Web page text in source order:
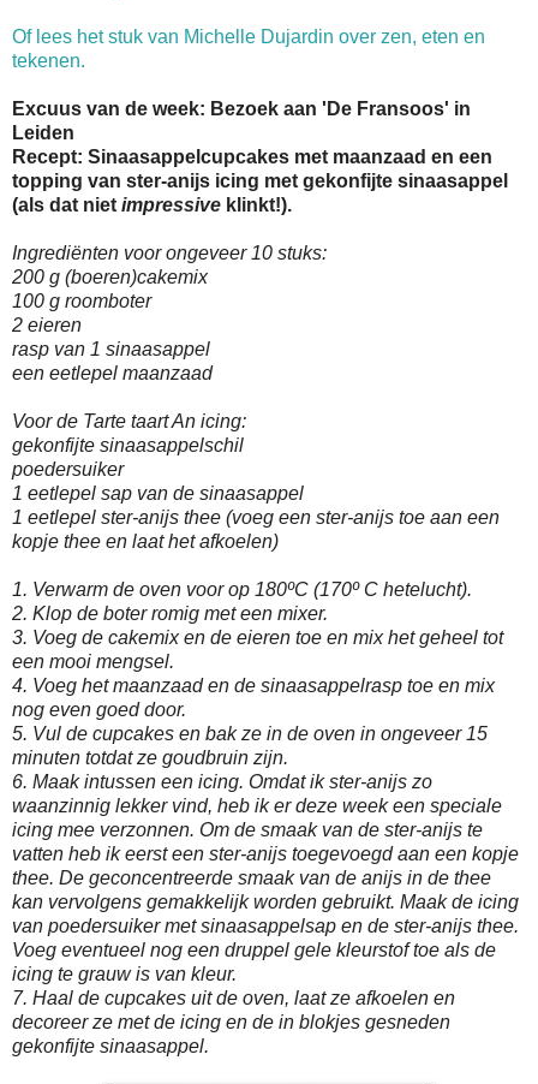
Of lees het stuk van Michelle Dujardin over zen, eten en
tekenen.
Excuus van de week: Bezoek aan 'De Fransoos' in
Leiden
Recept: Sinaasappelcupcakes met maanzaad en een
topping van ster-anijs icing met gekonfijte sinaasappel
(als dat niet impressive klinkt!).
Ingrediënten voor ongeveer 10 stuks:
200 g (boeren)cakemix
100 g roomboter
2 eieren
rasp van 1 sinaasappel
een eetlepel maanzaad
Voor de Tarte taart An icing:
gekonfijte sinaasappelschil
poedersuiker
1 eetlepel sap van de sinaasappel
1 eetlepel ster-anijs thee (voeg een ster-anijs toe aan een
kopje thee en laat het afkoelen)
1. Verwarm de oven voor op 180ºC (170º C hetelucht).
2. Klop de boter romig met een mixer.
3. Voeg de cakemix en de eieren toe en mix het geheel tot
een mooi mengsel.
4. Voeg het maanzaad en de sinaasappelrasp toe en mix
nog even goed door.
5. Vul de cupcakes en bak ze in de oven in ongeveer 15
minuten totdat ze goudbruin zijn.
6. Maak intussen een icing. Omdat ik ster-anijs zo
waanzinnig lekker vind, heb ik er deze week een speciale
icing mee verzonnen. Om de smaak van de ster-anijs te
vatten heb ik eerst een ster-anijs toegevoegd aan een kopje
thee. De geconcentreerde smaak van de anijs in de thee
kan vervolgens gemakkelijk worden gebruikt. Maak de icing
van poedersuiker met sinaasappelsap en de ster-anijs thee.
Voeg eventueel nog een druppel gele kleurstof toe als de
icing te grauw is van kleur.
7. Haal de cupcakes uit de oven, laat ze afkoelen en
decoreer ze met de icing en de in blokjes gesneden
gekonfijte sinaasappel.